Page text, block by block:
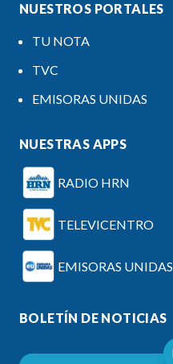
NUESTROS PORTALES
TU NOTA
TVC
EMISORAS UNIDAS
NUESTRAS APPS
RADIO HRN
TELEVICENTRO
EMISORAS UNIDAS
BOLETÍN DE NOTICIAS